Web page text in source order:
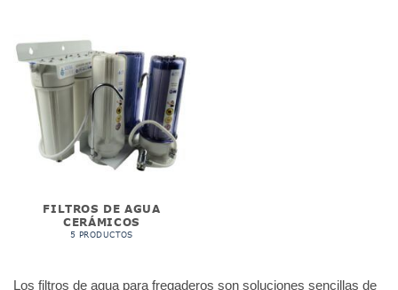
FILTROS DE AGUA
CERÁMICOS
5 PRODUCTOS
Los filtros de agua para fregaderos son soluciones sencillas de